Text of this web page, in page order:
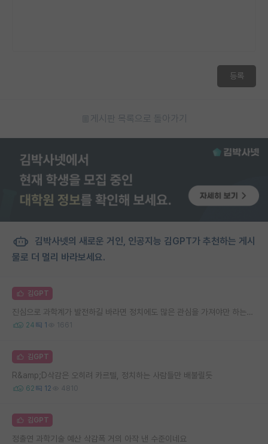
등록
게시판 목록으로 돌아가기
김박사넷의 새로운 거인, 인공지능 김GPT가 추천하는 게시
물로 더 멀리 바라보세요.
김GPT
진심으로 과학계가 발전하길 바라면 정치에도 많은 관심을 가져야만 하는거 같습니다
24 1 1661
김GPT
R&amp;D삭감은 오히려 카르텔, 정치하는 사람들만 배불릴듯
62 12 4810
김GPT
정출연 과학기술 예산 삭감폭 거의 아작 낸 수준이네요